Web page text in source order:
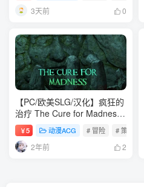
3天前 0
【PC/欧美SLG/汉化】疯狂的
治疗 The Cure for Madness
Ch.7 汉化版【1.9G】
￥5 动漫ACG # 冒险 # 策略
2年前 2